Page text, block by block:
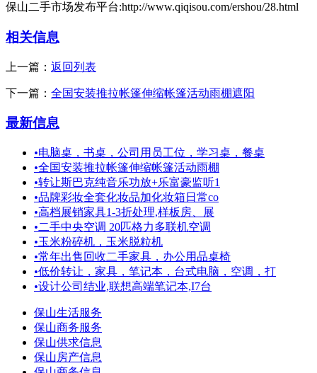
保山二手市场发布平台:http://www.qiqisou.com/ershou/28.html
相关信息
上一篇： 返回列表
下一篇： 全国安装推拉帐篷伸缩帐篷活动雨棚遮阳
最新信息
•电脑桌，书桌，公司用员工位，学习桌，餐桌
•全国安装推拉帐篷伸缩帐篷活动雨棚
•转让斯巴克纯音乐功放+乐富豪监听1
•品牌彩妆全套化妆品加化妆箱日常co
•高档展销家具1-3折处理,样板房、展
•二手中央空调 20匹格力多联机空调
•玉米粉碎机，玉米脱粒机
•常年出售回收二手家具，办公用品桌椅
•低价转让，家具，笔记本，台式电脑，空调，打
•设计公司结业,联想高端笔记本,I7台
保山生活服务
保山商务服务
保山供求信息
保山房产信息